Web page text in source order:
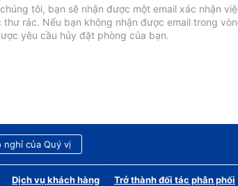
tôi, bạn sẽ nhận được một email xác nhận
rác. Nếu bạn không nhận được email trong
yêu cầu hủy đặt phòng của bạn.
nghỉ của Quý vị
Dịch vụ khách hàng Trở thành đối tác phân phối